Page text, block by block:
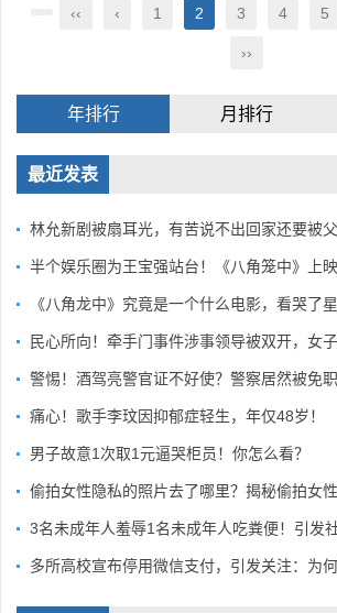
‹‹ ‹ 1 2 3 4 5
››
年排行 月排行
最近发表
林允新剧被扇耳光，有苦说不出回家还要被
半个娱乐圈为王宝强站台！《八角笼中》上
《八角龙中》究竟是一个什么电影，看哭了
民心所向！牵手门事件涉事领导被双开，女子
警惕！酒驾亮警官证不好使？警察居然被免职
痛心！歌手李玟因抑郁症轻生，年仅48岁！
男子故意1次取1元逼哭柜员！你怎么看？
偷拍女性隐私的照片去了哪里？揭秘偷拍女性
3名未成年人羞辱1名未成年人吃粪便！引发社
多所高校宣布停用微信支付，引发关注：为